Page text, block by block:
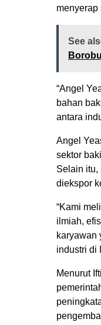
menyerap
See
“Angel
bahan
antara
Angel
sektor
Selain itu,
diekspor
“Kami
ilmiah,
karyawan
industri di
Menurut